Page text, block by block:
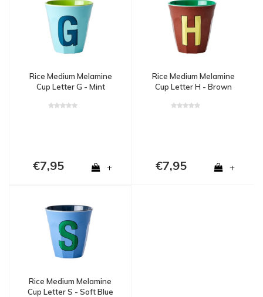
Rice Medium Melamine
Cup Letter G - Mint
€7,95 +
Rice Medium Melamine
Cup Letter H - Brown
€7,95 +
Rice Medium Melamine
Cup Letter S - Soft Blue